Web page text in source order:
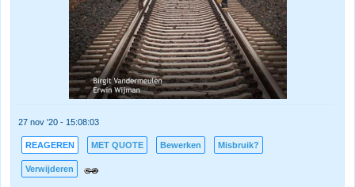
27 nov '20 - 15:08:03
REAGEREN MET QUOTE Bewerken Misbruik?
Verwijderen